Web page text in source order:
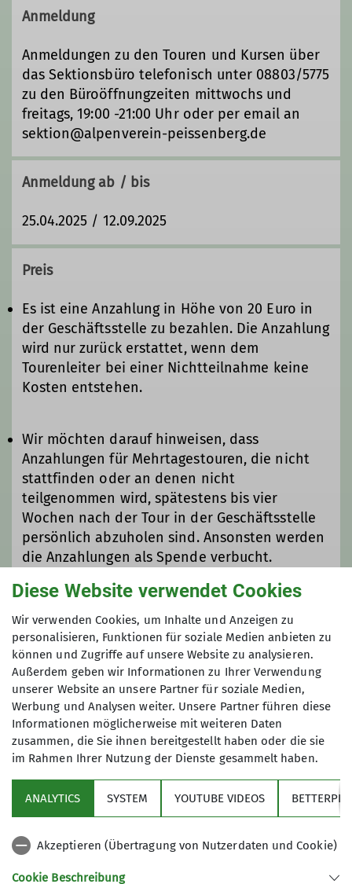
Qualifikationen
Wanderleiter*in
Trainer*in C Bergwandern
Anmeldung
Anmeldungen zu den Touren und Kursen über
das Sektionsbüro telefonisch unter 08803/5775
zu den Büroöffnungzeiten mittwochs und
freitags, 19:00 -21:00 Uhr oder per email an
sektion@alpenverein-peissenberg.de
Anmeldung ab / bis
25.04.2025 / 12.09.2025
Preis
Es ist eine Anzahlung in Höhe von 20 Euro in
der Geschäftsstelle zu bezahlen. Die Anzahlung
wird nur zurück erstattet, wenn dem
Tourenleiter bei einer Nichtteilnahme keine
Kosten entstehen.
Wir möchten darauf hinweisen, dass
Anzahlungen für Mehrtagestouren, die nicht
stattfinden oder an denen nicht
teilgenommen wird, spätestens bis vier
Wochen nach der Tour in der Geschäftsstelle
persönlich abzuholen sind. Ansonsten werden
die Anzahlungen als Spende verbucht.
Maximale Teilnehmeranzahl
16
Aktuelles
DAV
Diese Website verwendet Cookies
Wir verwenden Cookies, um Inhalte und Anzeigen zu
personalisieren, Funktionen für soziale Medien anbieten zu
können und Zugriffe auf unsere Website zu analysieren.
Außerdem geben wir Informationen zu Ihrer Verwendung
unserer Website an unsere Partner für soziale Medien,
Werbung und Analysen weiter. Unsere Partner führen diese
Informationen möglicherweise mit weiteren Daten
zusammen, die Sie ihnen bereitgestellt haben oder die sie
im Rahmen Ihrer Nutzung der Dienste gesammelt haben.
ANALYTICS SYSTEM YOUTUBE VIDEOS
Akzeptieren (Übertragung von Nutzerdaten und Cookie)
Cookie Beschreibung